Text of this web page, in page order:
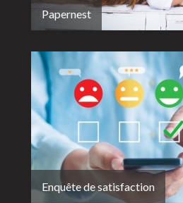
Papernest
Enquête de satisfaction